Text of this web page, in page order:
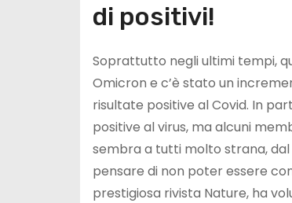
di positivi!
Soprattutto negli ultimi tempi,
Omicron e c’è stato un
risultate positive al Covid. In
positive al virus, ma alcuni
sembra a tutti molto strana,
pensare di non poter essere
prestigiosa rivista Nature, ha